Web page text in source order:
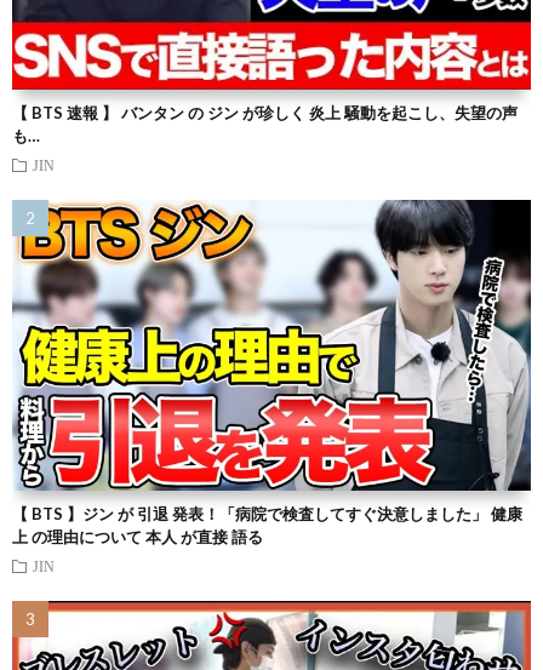
【 BTS 速報 】 バンタン の ジン が珍しく 炎上 騒動を起こし、失望の声
も…
JIN
【 BTS 】ジン が 引退 発表！「病院で検査してすぐ決意しました」 健康
上 の理由について 本人 が直接 語る
JIN